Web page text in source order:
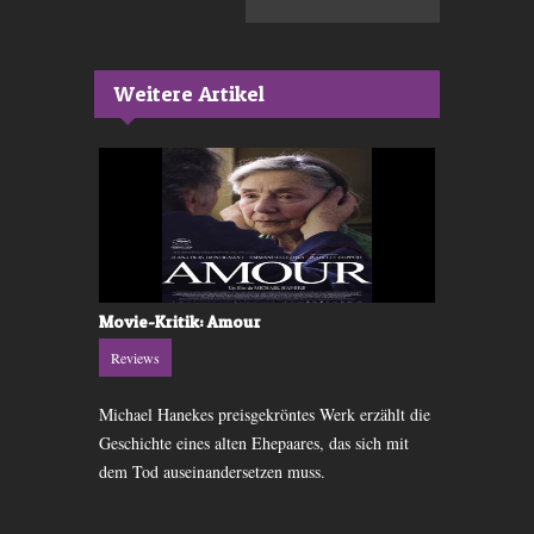
Weitere Artikel
Movie-Kritik: Amour
Reviews
Michael Hanekes preisgekröntes Werk erzählt die
Geschichte eines alten Ehepaares, das sich mit
dem Tod auseinandersetzen muss.